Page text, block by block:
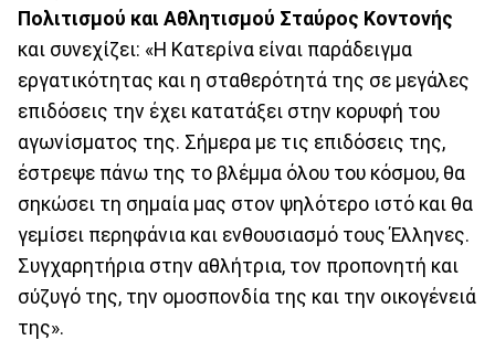
Πολιτισμού και Αθλητισμού Σταύρος Κοντονής
και συνεχίζει: «Η Κατερίνα είναι παράδειγμα
εργατικότητας και η σταθερότητά της σε μεγάλες
επιδόσεις την έχει κατατάξει στην κορυφή του
αγωνίσματος της. Σήμερα με τις επιδόσεις της,
έστρεψε πάνω της το βλέμμα όλου του κόσμου, θα
σηκώσει τη σημαία μας στον ψηλότερο ιστό και θα
γεμίσει περηφάνια και ενθουσιασμό τους Έλληνες.
Συγχαρητήρια στην αθλήτρια, τον προπονητή και
σύζυγό της, την ομοσπονδία της και την οικογένειά
της».